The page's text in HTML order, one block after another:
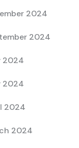
2024
2024
2024
2024
2024
2024